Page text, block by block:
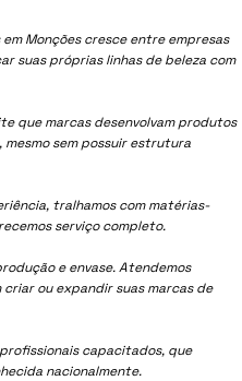
emMonçõescresce entre empresas
suas próprias linhas de beleza com
que marcas desenvolvam produtos
sem possuir estrutura
tralhamos com matérias-
serviço completo.
e envase. Atendemos
ou expandir suas marcas de
capacitados, que
nacionalmente.